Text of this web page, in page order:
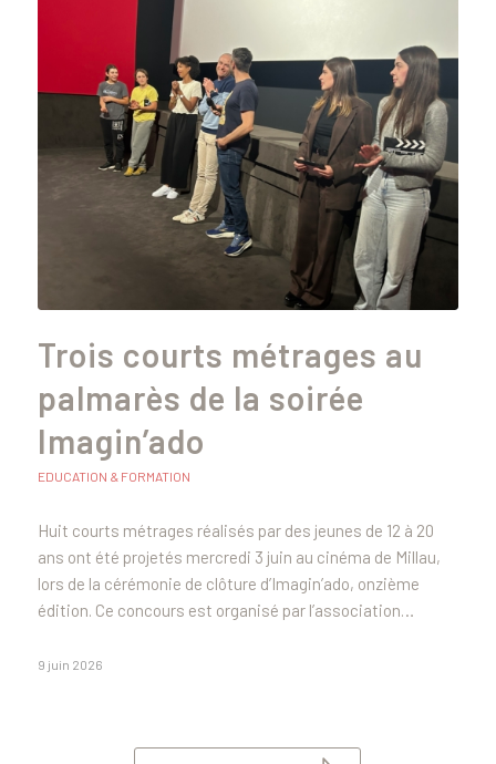
Trois courts métrages au
palmarès de la soirée
Imagin’ado
EDUCATION & FORMATION
Huit courts métrages réalisés par des jeunes de 12 à 20
ans ont été projetés mercredi 3 juin au cinéma de Millau,
lors de la cérémonie de clôture d’Imagin’ado, onzième
édition. Ce concours est organisé par l’association…
9 juin 2026